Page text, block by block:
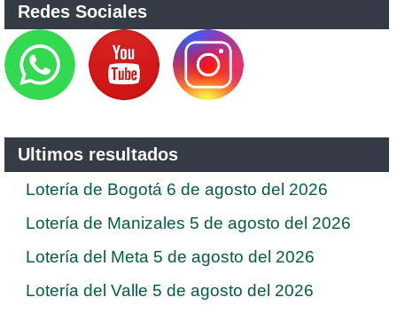
Redes Sociales
Ultimos resultados
Lotería de Bogotá 6 de agosto del 2026
Lotería de Manizales 5 de agosto del 2026
Lotería del Meta 5 de agosto del 2026
Lotería del Valle 5 de agosto del 2026